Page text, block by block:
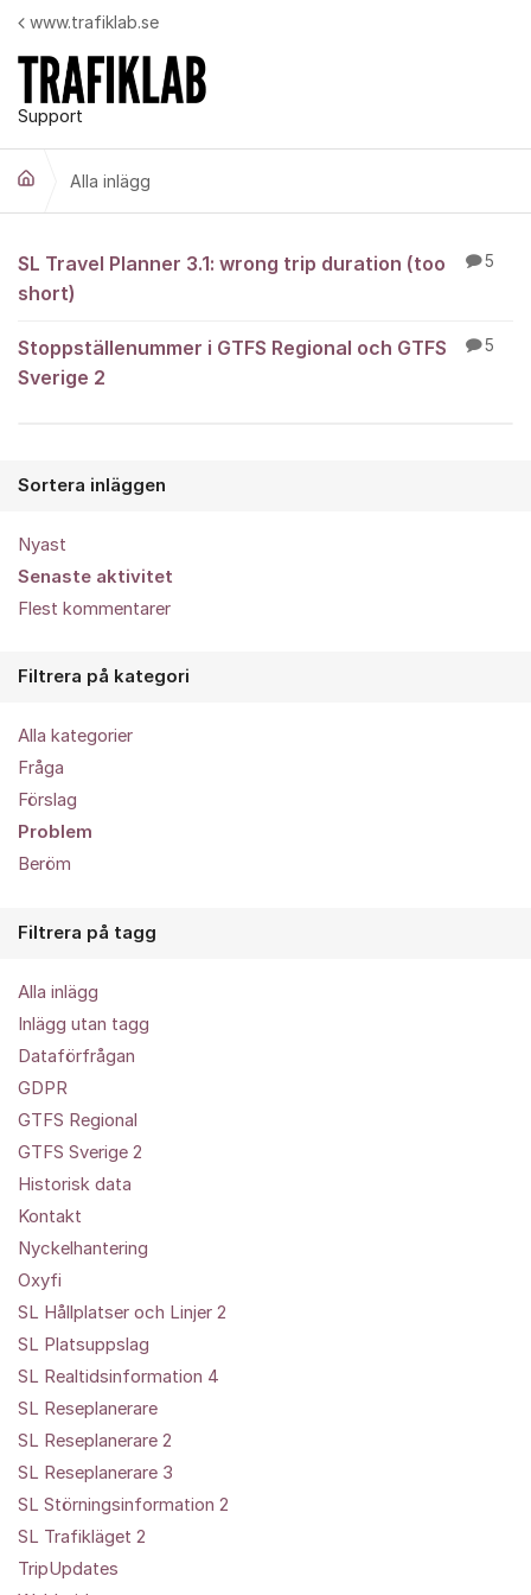
Hoppa till innehåll
Support
www.trafiklab.se
Alla inlägg
Alla inlägg
SL Travel Planner 3.1: wrong trip duration (too
short)
5
Stoppställenummer i GTFS Regional och GTFS
Sverige 2
5
Sortera inläggen
Nyast
Senaste aktivitet
Flest kommentarer
Filtrera på kategori
Alla kategorier
Fråga
Förslag
Problem
Beröm
Filtrera på tagg
Alla inlägg
Inlägg utan tagg
Dataförfrågan
GDPR
GTFS Regional
GTFS Sverige 2
Historisk data
Kontakt
Nyckelhantering
Oxyfi
SL Hållplatser och Linjer 2
SL Platsuppslag
SL Realtidsinformation 4
SL Reseplanerare
SL Reseplanerare 2
SL Reseplanerare 3
SL Störningsinformation 2
SL Trafikläget 2
TripUpdates